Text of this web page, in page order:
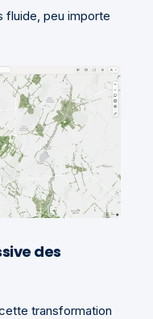
fluide, peu importe
des
transformation